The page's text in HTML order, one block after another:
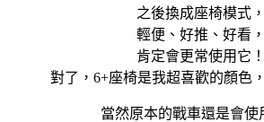
之後換成座椅模式，
輕便、好推、好看，
肯定會更常使用它！
對了，6+座椅是我超喜歡的顏色
當然原本的戰車還是會使